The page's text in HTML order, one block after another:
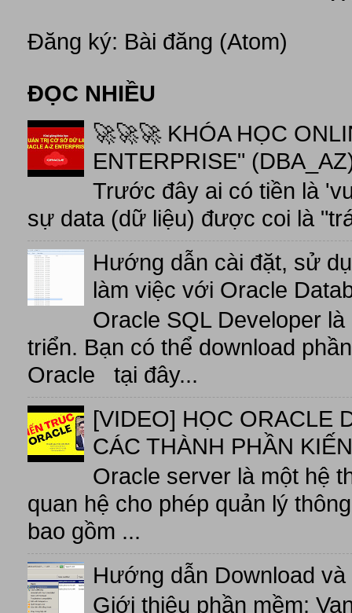
Đăng ký: Bài đăng (Atom)
ĐỌC NHIỀU
🚀🚀🚀 KHÓA HỌC
ENTERPRISE"
Trước đây ai có tiền là
sự data (dữ liệu) được coi là
Hướng dẫn cài đặt, sử
làm việc với Oracle
Oracle SQL Developer
triển. Bạn có thể download
Oracle tại đây...
[VIDEO] HỌC ORACLE
CÁC THÀNH PHẦN
Oracle server là một hệ
quan hệ cho phép quản lý
bao gồm ...
Hướng dẫn Download
Giới thiệu phần mềm: